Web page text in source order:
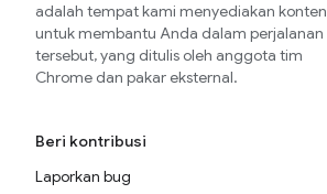
adalah tempat kami menyediakan konten
untuk membantu Anda dalam perjalanan
tersebut, yang ditulis oleh anggota tim
Chrome dan pakar eksternal.
Beri kontribusi
Laporkan bug